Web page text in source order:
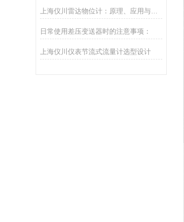
上海仪川雷达物位计：原理、应用与选型指南
日常使用差压变送器时的注意事项：
上海仪川仪表节流式流量计选型设计